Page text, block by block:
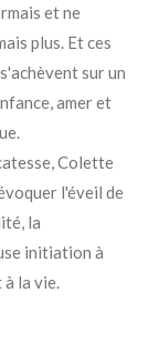
et ne
plus. Et ces
sur un
amer et
Colette
l'éveil de
la
initiation à
à la vie.